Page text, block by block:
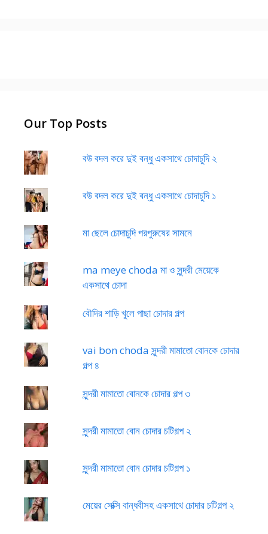
Our Top Posts
বউ বদল করে দুই বন্ধু একসাথে চোদাচুদি ২
বউ বদল করে দুই বন্ধু একসাথে চোদাচুদি ১
মা ছেলে চোদাচুদি পরপুরুষের সামনে
ma meye choda মা ও সুন্দরী মেয়েকে
একসাথে চোদা
বৌদির শাড়ি খুলে পাছা চোদার গল্প
vai bon choda সুন্দরী মামাতো বোনকে চোদার
গল্প ৪
সুন্দরী মামাতো বোনকে চোদার গল্প ৩
সুন্দরী মামাতো বোন চোদার চটিগল্প ২
সুন্দরী মামাতো বোন চোদার চটিগল্প ১
মেয়ের সেক্সি বান্ধবীসহ একসাথে চোদার চটিগল্প ২